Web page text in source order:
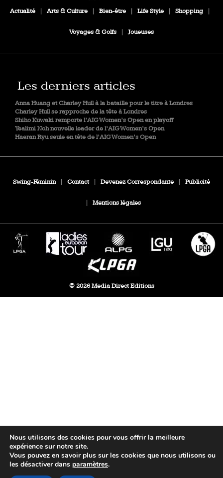
Actualité Arts & Culture Bien-être Life Style Shopping
Voyages & Golfs Joueuses
Les derniers articles
Anna Huang et Charley Hull à la bataille pour le titre à Londres
Charley Hull se rapproche de la tête à Londres
Shiho Kuwaki remporte l’AIG Women’s Open en playoff
Yealimi Noh nouvelle leader de l’AIG Women’s Open
Haeran Ryu seule en tête de l’AIG Women’s Open
Swing-Féminin Contact Devenez Correspondante Publicité
Mentions légales
© 2026 Media Direct Editions
Nous utilisons des cookies pour vous offrir la meilleure
expérience sur notre site.
Vous pouvez en savoir plus sur les cookies que nous utilisons ou
les désactiver dans paramètres.